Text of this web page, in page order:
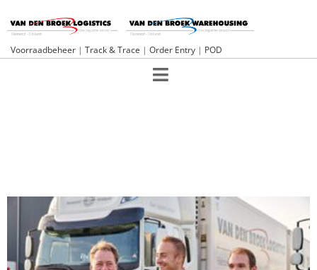
Voorraadbeheer | Track & Trace | Order Entry | POD